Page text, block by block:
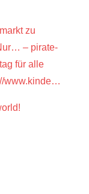
zu
– pirate-
für alle
www.kinde…